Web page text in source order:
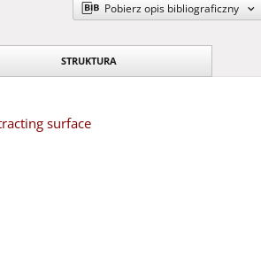
Pobierz opis bibliograficzny
STRUKTURA
surface